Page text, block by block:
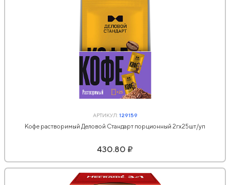
АРТИКУЛ:129159
Кофе растворимый Деловой Стандарт порционный 2гх25шт/уп
430.80 ₽